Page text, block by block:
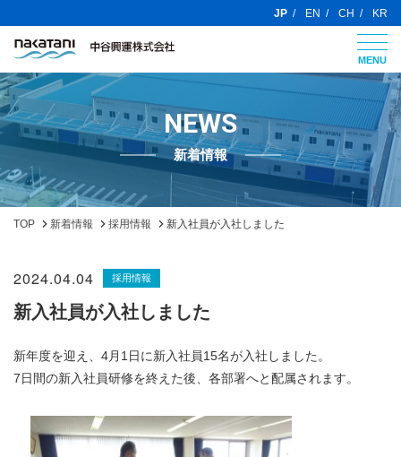
JP EN CH KR
MENU
NEWS
新着情報
TOP 新着情報 採用情報 新入社員が入社しました
2024.04.04 採用情報
新入社員が入社しました
新年度を迎え、4月1日に新入社員15名が入社しました。
7日間の新入社員研修を終えた後、各部署へと配属されます。